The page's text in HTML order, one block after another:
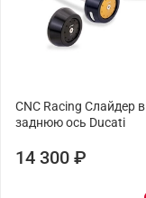
CNC Racing Слайдер в
заднюю ось Ducati
14 300 ₽